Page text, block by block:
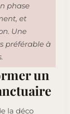
phase
et
Une
préférable à
un
la déco